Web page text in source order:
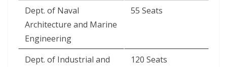
Dept. of Naval
Architecture and Marine
Engineering
55 Seats
Dept. of Industrial and
120 Seats